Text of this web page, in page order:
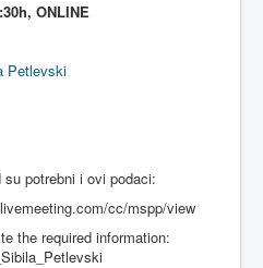
ONLINE
Petlevski
potrebni i ovi podaci:
cc/mspp/view
the required information: